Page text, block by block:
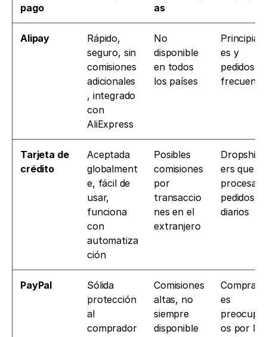
pago
as
Alipay
Rápido,
seguro, sin
comisiones
adicionales
, integrado
con
AliExpress
No
disponible
en todos
los países
es y
pedidos
Tarjeta de
crédito
Aceptada
globalment
e, fácil de
usar,
funciona
con
automatiza
ción
Posibles
comisiones
por
transaccio
nes en el
extranjero
Dropshipp
ers que
procesan
pedidos
diarios
PayPal
Sólida
protección
al
comprador
Comisiones
altas, no
siempre
disponible
es
os por la